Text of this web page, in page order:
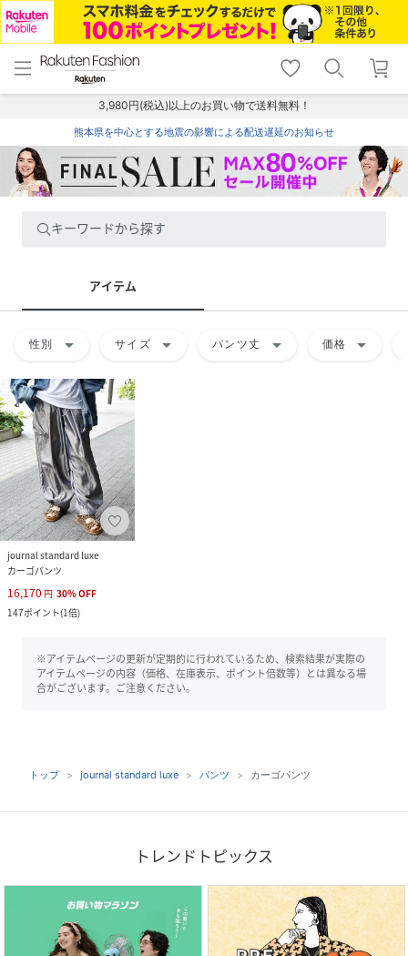
menu home
トップ
shopping_cart lock_outline
ログイン
3,980円(税込)以上のお買い物で送料無料！
熊本県を中心とする地震の影響による配送遅延のお知らせ
キーワードから探す
アイテム
性別 arrow_drop_down サイズ arrow_drop_down パンツ丈 arrow_drop_down 価格 arrow_drop_down
journal standard luxe
カーゴパンツ
16,170 円 30%OFF
147ポイント(1倍)
※アイテムページの更新が定期的に行われているため、検索結果が実際の
アイテムページの内容（価格、在庫表示、ポイント倍数等）とは異なる場
合がございます。ご注意ください。
トップ journal standard luxe パンツ カーゴパンツ
トレンドトピックス